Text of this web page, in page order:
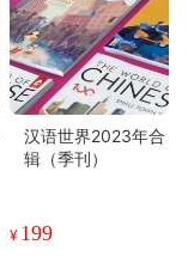
汉语世界2023年合
辑（季刊）
¥ 199